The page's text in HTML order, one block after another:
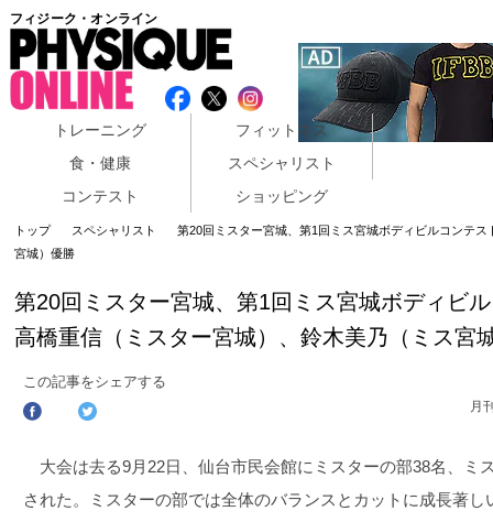
フィジーク・オンライン
トレーニング
フィットネス
食・健康
スペシャリスト
コンテスト
ショッピング
トップ スペシャリスト
第20回ミスター宮城、第1回ミス宮城ボディビルコンテ
宮城）優勝
第20回ミスター宮城、第1回ミス宮城ボディビ
高橋重信（ミスター宮城）、鈴木美乃（ミス宮
この記事をシェアする
月
大会は去る9月22日、仙台市民会館にミスターの部38名、ミ
された。ミスターの部では全体のバランスとカットに成長著